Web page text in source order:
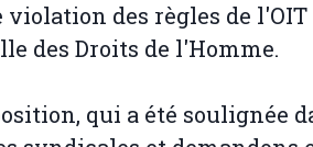
des règles de l'OIT
des Droits de l'Homme.
qui a été soulignée